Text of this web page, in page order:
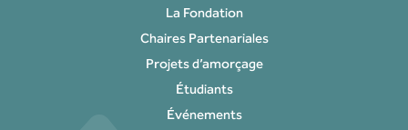
La Fondation
Chaires Partenariales
Projets d’amorçage
Étudiants
Événements